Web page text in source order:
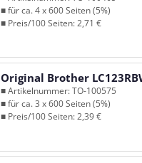
■ für ca. 4 x 600 Seiten (5%)
■ Preis/100 Seiten: 2,71 €
Original Brother
■ Artikelnummer: TO-100575
■ für ca. 3 x 600 Seiten (5%)
■ Preis/100 Seiten: 2,39 €